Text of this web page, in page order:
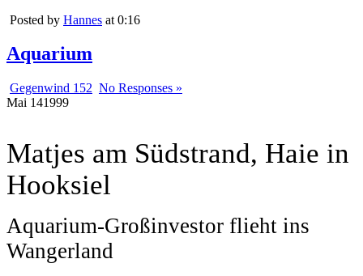
Posted by Hannes at 0:16
Aquarium
Gegenwind 152 No Responses »
Mai 141999
Matjes am Südstrand, Haie in
Hooksiel
Aquarium-Großinvestor flieht ins
Wangerland